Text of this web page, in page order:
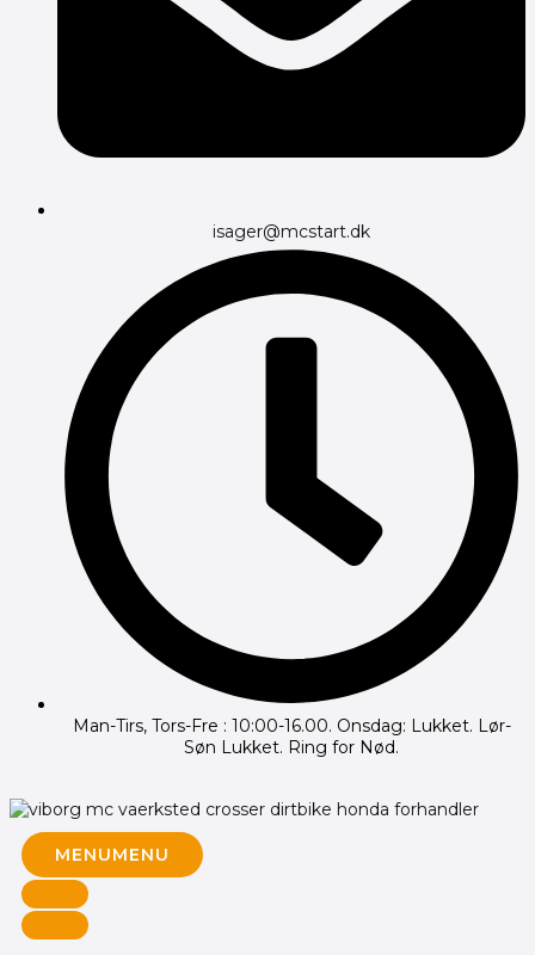
isager@mcstart.dk
Man-Tirs, Tors-Fre : 10:00-16.00. Onsdag: Lukket. Lør-
Søn Lukket. Ring for Nød.
MENUMENU